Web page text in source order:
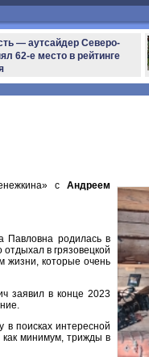
— аутсайдер Северо-
62-е место в рейтинге
с Андреем
Павловна родилась в
в грязовецкой
жизни, которые очень
заявил в конце 2023
в поисках интересной
как минимум, трижды в